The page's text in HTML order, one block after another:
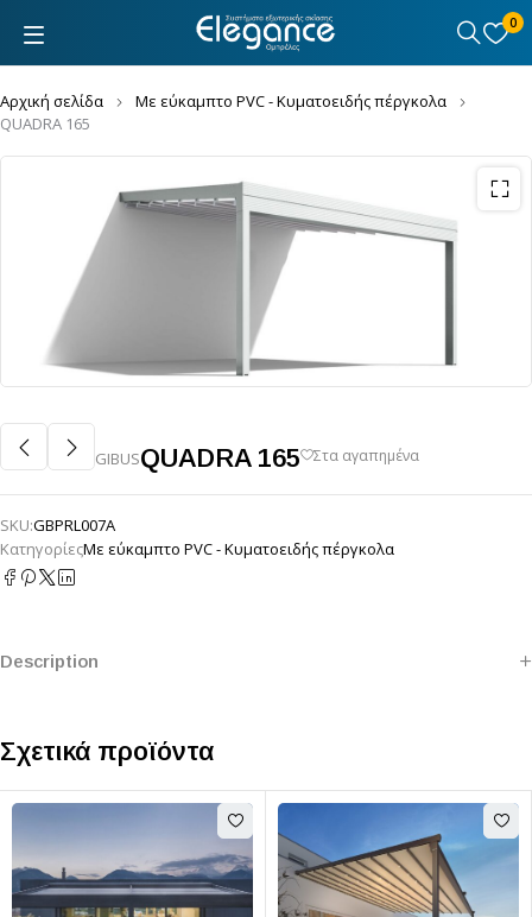
0
Αρχική σελίδα
Με εύκαμπτο PVC - Κυματοειδής πέργκολα
QUADRA 165
GIBUSQUADRA 165
SKU:GBPRL007A
ΚατηγορίεςΜε εύκαμπτο PVC - Κυματοειδής πέργκολα
Description
Σχετικά προϊόντα